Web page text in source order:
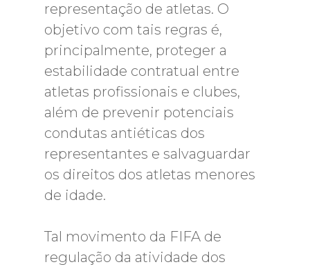
representação de atletas. O
objetivo com tais regras é,
principalmente, proteger a
estabilidade contratual entre
atletas profissionais e clubes,
além de prevenir potenciais
condutas antiéticas dos
representantes e salvaguardar
os direitos dos atletas menores
de idade.
Tal movimento da FIFA de
regulação da atividade dos